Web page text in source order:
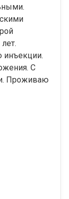
инъекции.
С
Проживаю